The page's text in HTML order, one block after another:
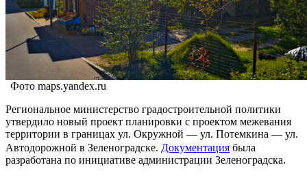
Фото maps.yandex.ru
Региональное министерство градостроительной политики
утвердило новый проект планировки с проектом межевания
территории в границах ул. Окружной — ул. Потемкина — ул.
Автодорожной в Зеленоградске. Документация была
разработана по инициативе администрации Зеленоградска.